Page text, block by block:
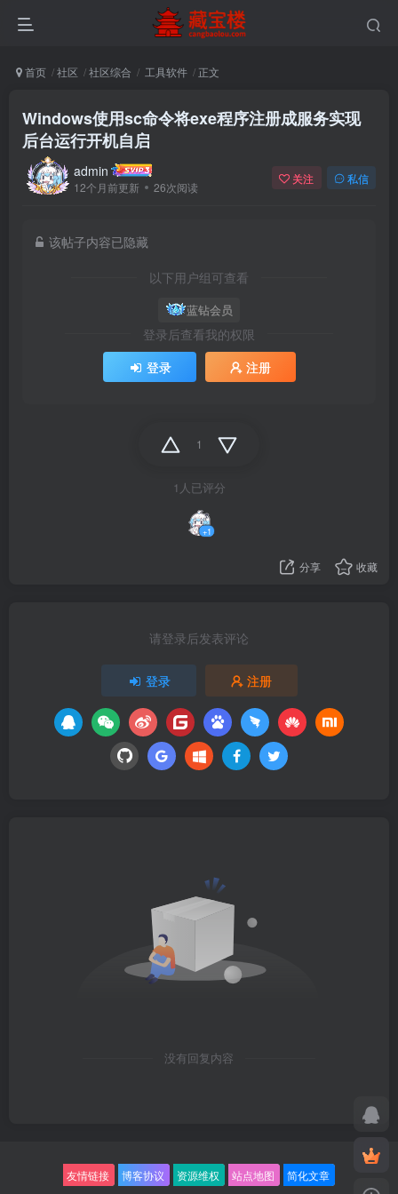
首页 社区 社区综合 工具软件 正文
Windows使用sc命令将exe程序注册成服务实现
后台运行开机自启
admin
12个月前更新 26次阅读
关注 私信
该帖子内容已隐藏
以下用户组可查看
蓝钻会员
登录后查看我的权限
登录
注册
1
1人已评分
+1
分享 收藏
请登录后发表评论
登录 注册
没有回复内容
友情链接 博客协议 资源维权 站点地图 简化文章